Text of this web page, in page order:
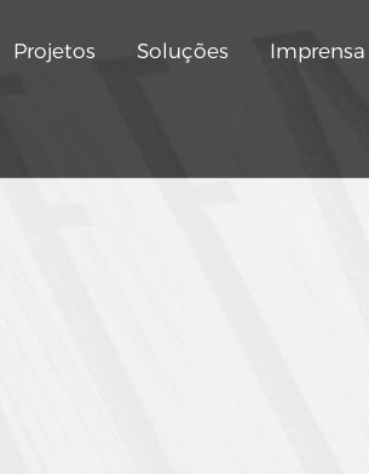
Projetos Soluções Imprensa